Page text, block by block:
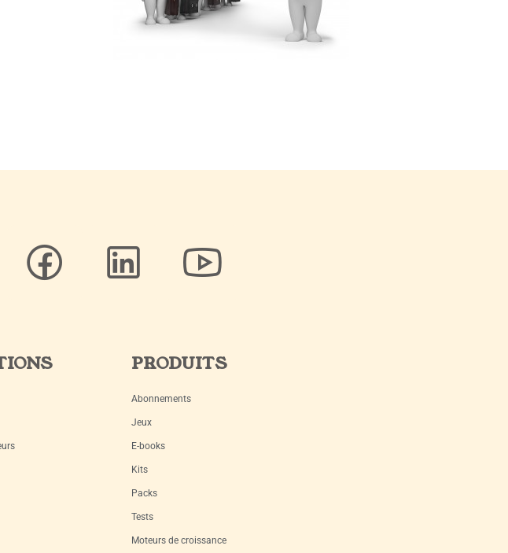
PRODUITS
Abonnements
Jeux
E-books
Kits
Packs
Tests
Moteurs de croissance